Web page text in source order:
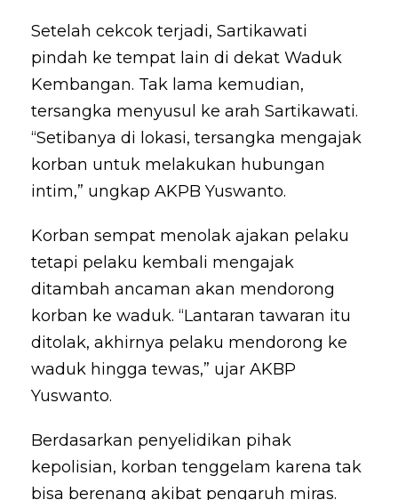
Setelah cekcok terjadi, Sartikawati
pindah ke tempat lain di dekat Waduk
Kembangan. Tak lama kemudian,
tersangka menyusul ke arah Sartikawati.
“Setibanya di lokasi, tersangka mengajak
korban untuk melakukan hubungan
intim,” ungkap AKPB Yuswanto.
Korban sempat menolak ajakan pelaku
tetapi pelaku kembali mengajak
ditambah ancaman akan mendorong
korban ke waduk. “Lantaran tawaran itu
ditolak, akhirnya pelaku mendorong ke
waduk hingga tewas,” ujar AKBP
Yuswanto.
Berdasarkan penyelidikan pihak
kepolisian, korban tenggelam karena tak
bisa berenang akibat pengaruh miras.